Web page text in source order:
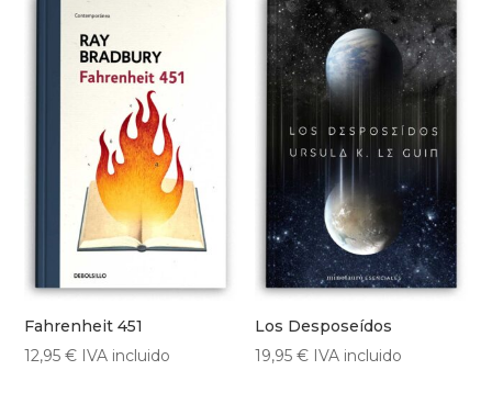
Fahrenheit 451
12,95€ IVA incluido
Los Desposeídos
19,95€ IVA incluido